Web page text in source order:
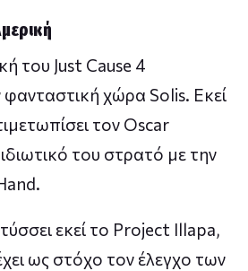
του Just Cause 4
φανταστική χώρα Solis. Εκεί
τον Oscar
του στρατό με την
εκεί το Project Illapa,
ως στόχο τον έλεγχο των